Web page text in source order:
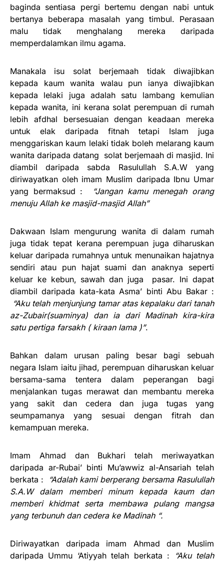
baginda sentiasa pergi bertemu dengan nabi untuk
bertanya beberapa masalah yang timbul. Perasaan
malu tidak menghalang mereka daripada
memperdalamkan ilmu agama.
Manakala isu solat berjemaah tidak diwajibkan
kepada kaum wanita walau pun ianya diwajibkan
kepada lelaki juga adalah satu lambang kemulian
kepada wanita, ini kerana solat perempuan di rumah
lebih afdhal bersesuaian dengan keadaan mereka
untuk elak daripada fitnah tetapi Islam juga
menggariskan kaum lelaki tidak boleh melarang kaum
wanita daripada datang solat berjemaah di masjid. Ini
diambil daripada sabda Rasulullah S.A.W yang
diriwayatkan oleh imam Muslim daripada Ibnu Umar
yang bermaksud :
“Jangan kamu menegah orang
menuju Allah ke masjid-masjid Allah”
Dakwaan Islam mengurung wanita di dalam rumah
juga tidak tepat kerana perempuan juga diharuskan
keluar daripada rumahnya untuk menunaikan hajatnya
sendiri atau pun hajat suami dan anaknya seperti
keluar ke kebun, sawah dan juga pasar. Ini dapat
diambil daripada kata-kata Asma’ binti Abu Bakar :
“Aku telah menjunjung tamar atas kepalaku dari tanah
az-Zubair(suaminya) dan ia dari Madinah kira-kira
satu pertiga farsakh ( kiraan lama )”.
Bahkan dalam urusan paling besar bagi sebuah
negara Islam iaitu jihad, perempuan diharuskan keluar
bersama-sama tentera dalam peperangan bagi
menjalankan tugas merawat dan membantu mereka
yang sakit dan cedera dan juga tugas yang
seumpamanya yang sesuai dengan fitrah dan
kemampuan mereka.
Imam Ahmad dan Bukhari telah meriwayatkan
daripada ar-Rubai’ binti Mu’awwiz al-Ansariah telah
berkata :
“Adalah kami berperang bersama Rasulullah
S.A.W dalam memberi minum kepada kaum dan
memberi khidmat serta membawa pulang mangsa
yang terbunuh dan cedera ke Madinah “.
Diriwayatkan daripada imam Ahmad dan Muslim
daripada Ummu ‘Atiyyah telah berkata :
“Aku telah